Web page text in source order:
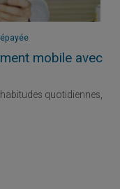
mobile avec
quotidiennes,